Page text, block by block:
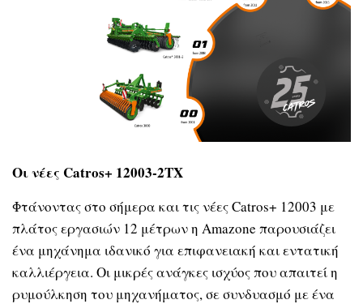
Οι νέες Catros+ 12003-2TX
Φτάνοντας στο σήμερα και τις νέες Catros+ 12003 με
πλάτος εργασιών 12 μέτρων η Amazone παρουσιάζει
ένα μηχάνημα ιδανικό για επιφανειακή και εντατική
καλλιέργεια. Οι μικρές ανάγκες ισχύος που απαιτεί η
ρυμούλκηση του μηχανήματος, σε συνδυασμό με ένα